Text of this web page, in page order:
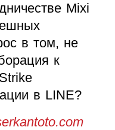
Mixi
в том, не
к
в LINE?